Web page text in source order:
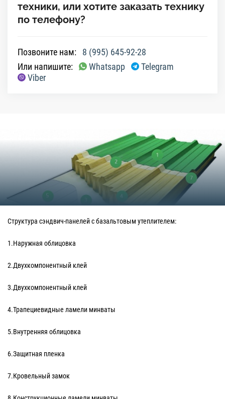
техники, или хотите заказать технику
по телефону?
Позвоните нам:
8 (995) 645-92-28
Или напишите:
Whatsapp
Telegram
Viber
Структура сэндвич-панелей с базальтовым утеплителем:
1.Наружная облицовка
2.Двухкомпонентный клей
3.Двухкомпонентный клей
4.Трапециевидные ламели минваты
5.Внутренняя облицовка
6.Защитная пленка
7.Кровельный замок